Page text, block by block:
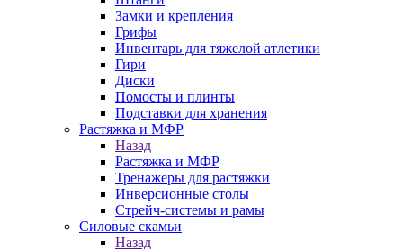
Замки и крепления
Грифы
Инвентарь для тяжелой атлетики
Гири
Диски
Помосты и плинты
Подставки для хранения
Растяжка и МФР
Назад
Растяжка и МФР
Тренажеры для растяжки
Инверсионные столы
Стрейч-системы и рамы
Силовые скамьи
Назад